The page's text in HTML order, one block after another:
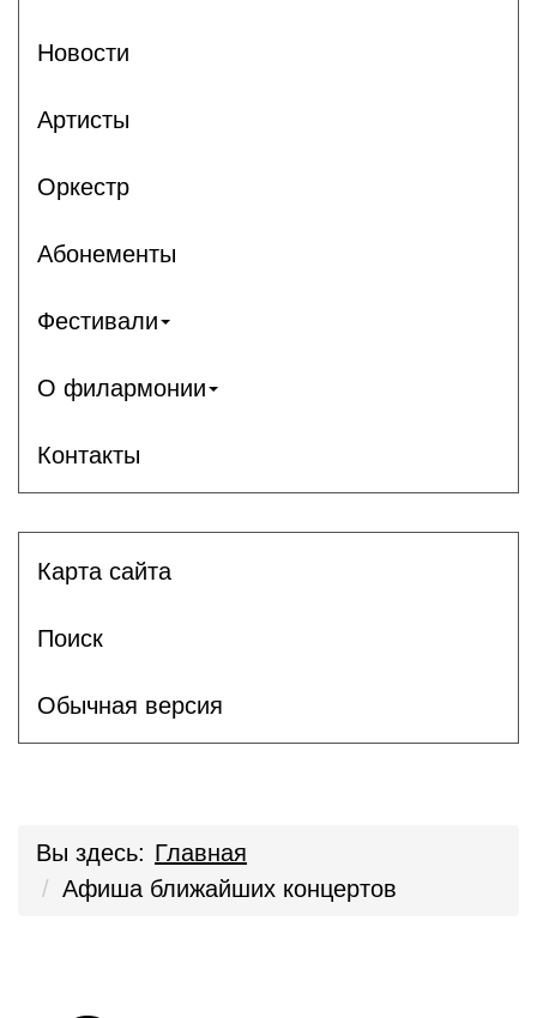
Новости
Артисты
Оркестр
Абонементы
Фестивали
О филармонии
Контакты
Карта сайта
Поиск
Обычная версия
Вы здесь: Главная
Афиша ближайших концертов